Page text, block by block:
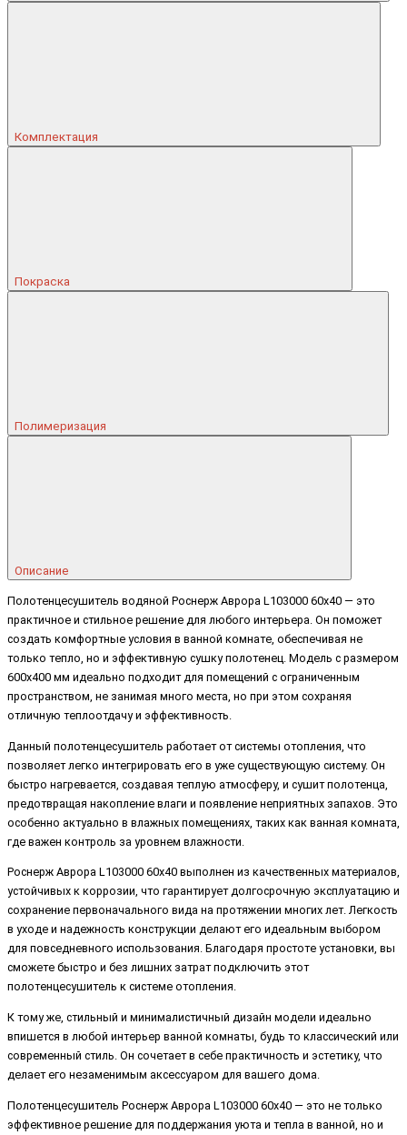
Комплектация
Покраска
Полимеризация
Описание
Полотенцесушитель водяной Роснерж Аврора L103000 60x40 — это
практичное и стильное решение для любого интерьера. Он поможет
создать комфортные условия в ванной комнате, обеспечивая не
только тепло, но и эффективную сушку полотенец. Модель с размером
600x400 мм идеально подходит для помещений с ограниченным
пространством, не занимая много места, но при этом сохраняя
отличную теплоотдачу и эффективность.
Данный полотенцесушитель работает от системы отопления, что
позволяет легко интегрировать его в уже существующую систему. Он
быстро нагревается, создавая теплую атмосферу, и сушит полотенца,
предотвращая накопление влаги и появление неприятных запахов. Это
особенно актуально в влажных помещениях, таких как ванная комната,
где важен контроль за уровнем влажности.
Роснерж Аврора L103000 60x40 выполнен из качественных материалов,
устойчивых к коррозии, что гарантирует долгосрочную эксплуатацию и
сохранение первоначального вида на протяжении многих лет. Легкость
в уходе и надежность конструкции делают его идеальным выбором
для повседневного использования. Благодаря простоте установки, вы
сможете быстро и без лишних затрат подключить этот
полотенцесушитель к системе отопления.
К тому же, стильный и минималистичный дизайн модели идеально
впишется в любой интерьер ванной комнаты, будь то классический или
современный стиль. Он сочетает в себе практичность и эстетику, что
делает его незаменимым аксессуаром для вашего дома.
Полотенцесушитель Роснерж Аврора L103000 60x40 — это не только
эффективное решение для поддержания уюта и тепла в ванной, но и